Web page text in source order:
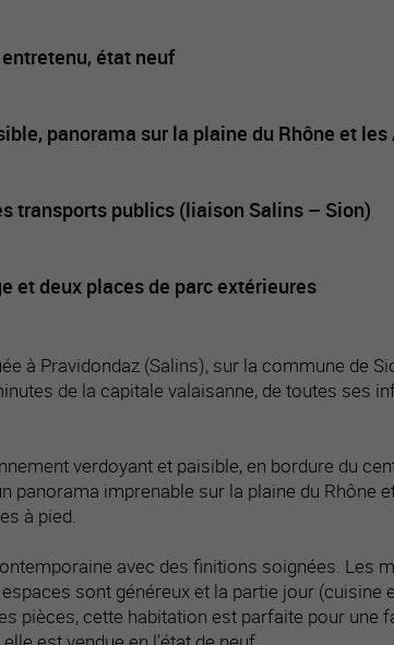
état neuf
panorama sur la plaine du Rhône et les
transports publics (liaison Salins – Sion)
et deux places de parc extérieures
à Pravidondaz (Salins), sur la commune de
de la capitale valaisanne, de toutes ses
verdoyant et paisible, en bordure du
imprenable sur la plaine du Rhône
à pied.
avec des finitions soignées. Les
sont généreux et la partie jour (cuisine
pièces, cette habitation est parfaite pour une